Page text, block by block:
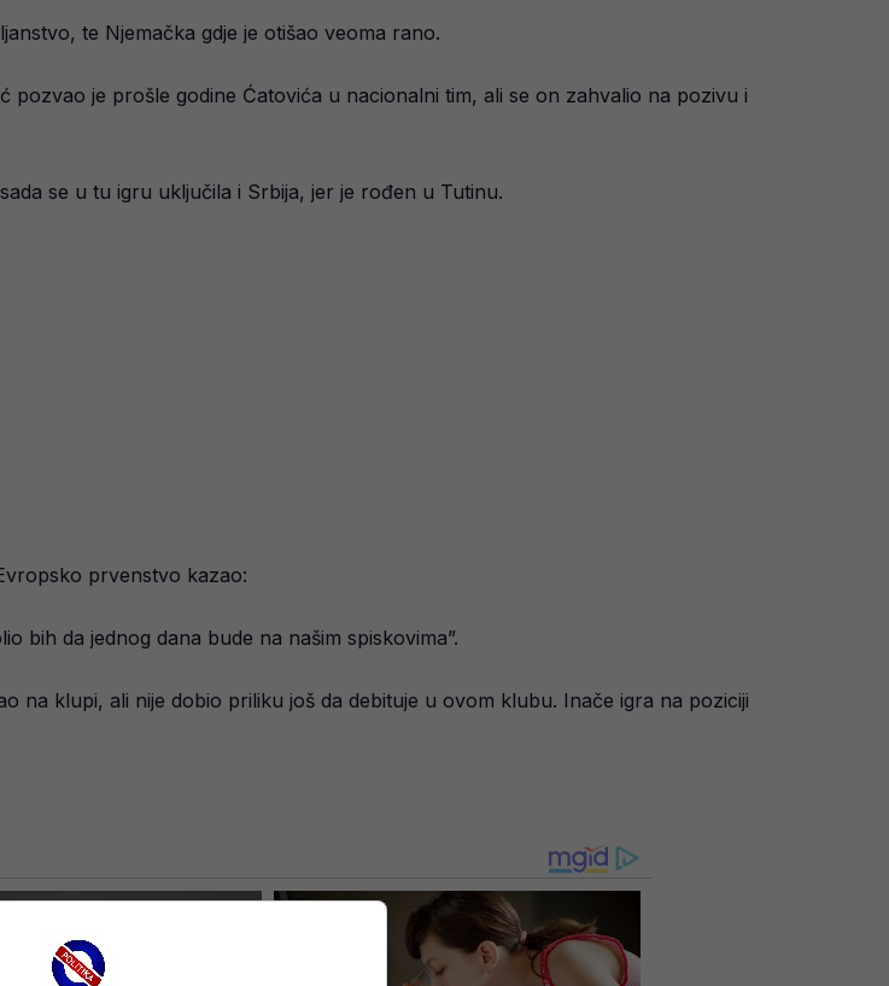
te Njemačka gdje je otišao veoma rano.
je prošle godine Ćatovića u nacionalni tim, ali se on zahvalio na pozivu i
se u tu igru uključila i Srbija, jer je rođen u Tutinu.
prvenstvo kazao:
bih da jednog dana bude na našim spiskovima”.
na klupi, ali nije dobio priliku još da debituje u ovom klubu. Inače igra na poziciji